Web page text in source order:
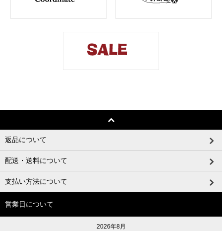
返品について
配送・送料について
支払い方法について
営業日について
2026年8月